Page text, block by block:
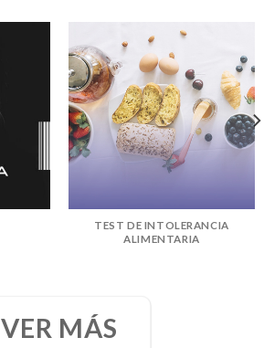
TEST DE INTOLERANCIA
ALIMENTARIA
VER MÁS